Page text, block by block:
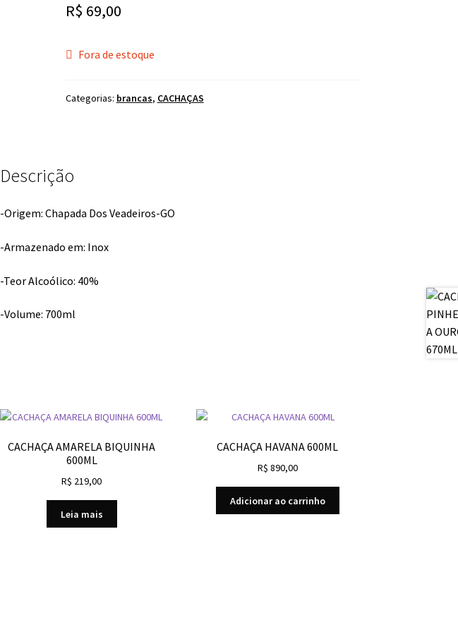
R$ 69,00
Fora de estoque
Categorias: brancas, CACHAÇAS
Descrição
-Origem: Chapada Dos Veadeiros-GO
-Armazenado em: Inox
-Teor Alcoólico: 40%
-Volume: 700ml
CACHAÇA AMARELA BIQUINHA
600ML
R$ 219,00
Leia mais
CACHAÇA HAVANA 600ML
R$ 890,00
Adicionar ao carrinho